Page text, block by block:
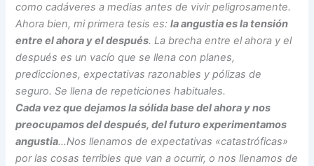
como cadáveres a medias antes de vivir peligrosamente.
Ahora bien, mi primera tesis es:la angustia es la tensión
entre el ahora y el después. La brecha entre el ahora y el
después es un vacío que se llena con planes,
predicciones, expectativas razonables y pólizas de
seguro. Se llena de repeticiones habituales.
Cada vez que dejamos la sólida base del ahora y nos
preocupamos del después, del futuro experimentamos
angustia…Nos llenamos de expectativas «catastróficas»
por las cosas terribles que van a ocurrir, o nos llenamos de